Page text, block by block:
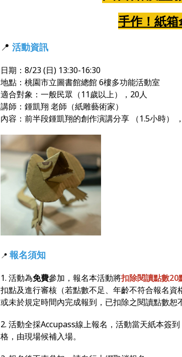
手作！紙箱
📍 活動資訊
日期：8/23 (日) 13:30-16:30
地點：桃園市立圖書館總館 6樓多功能活動室
適合對象：一般民眾（11歲以上），20人
講師：鍾凱翔 老師（紙雕藝術家）
內容：前半段鍾凱翔的創作演講分享 （1.5小時）
📍 報名須知
1. 活動為免費參加，報名本活動將扣除閱讀點數20
扣點及進行審核（若點數不足、年齡不符合報名資
或未於規定時間內完成報到，已扣除之閱讀點數恕
2. 活動全採Accupass線上報名，活動當天紙本簽
格，由現場候補入場。